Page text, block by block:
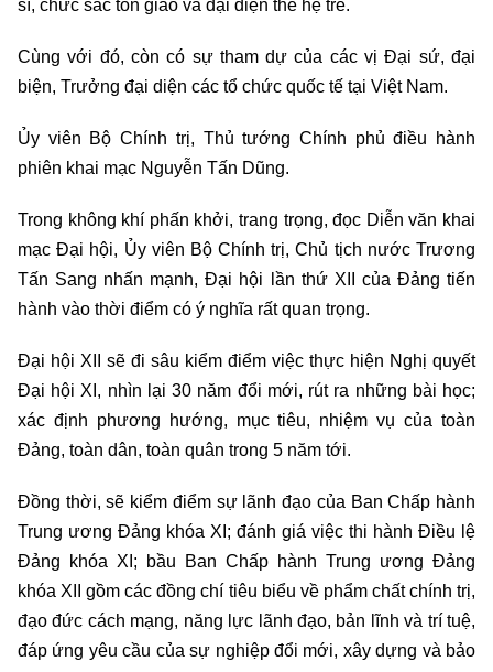
sĩ, chức sắc tôn giáo và đại diện thế hệ trẻ.
Cùng với đó, còn có sự tham dự của các vị Đại sứ, đại
biện, Trưởng đại diện các tổ chức quốc tế tại Việt Nam.
Ủy viên Bộ Chính trị, Thủ tướng Chính phủ điều hành
phiên khai mạc Nguyễn Tấn Dũng.
Trong không khí phấn khởi, trang trọng, đọc Diễn văn khai
mạc Đại hội, Ủy viên Bộ Chính trị, Chủ tịch nước Trương
Tấn Sang nhấn mạnh, Đại hội lần thứ XII của Đảng tiến
hành vào thời điểm có ý nghĩa rất quan trọng.
Đại hội XII sẽ đi sâu kiểm điểm việc thực hiện Nghị quyết
Đại hội XI, nhìn lại 30 năm đổi mới, rút ra những bài học;
xác định phương hướng, mục tiêu, nhiệm vụ của toàn
Đảng, toàn dân, toàn quân trong 5 năm tới.
Đồng thời, sẽ kiểm điểm sự lãnh đạo của Ban Chấp hành
Trung ương Đảng khóa XI; đánh giá việc thi hành Điều lệ
Đảng khóa XI; bầu Ban Chấp hành Trung ương Đảng
khóa XII gồm các đồng chí tiêu biểu về phẩm chất chính trị,
đạo đức cách mạng, năng lực lãnh đạo, bản lĩnh và trí tuệ,
đáp ứng yêu cầu của sự nghiệp đổi mới, xây dựng và bảo